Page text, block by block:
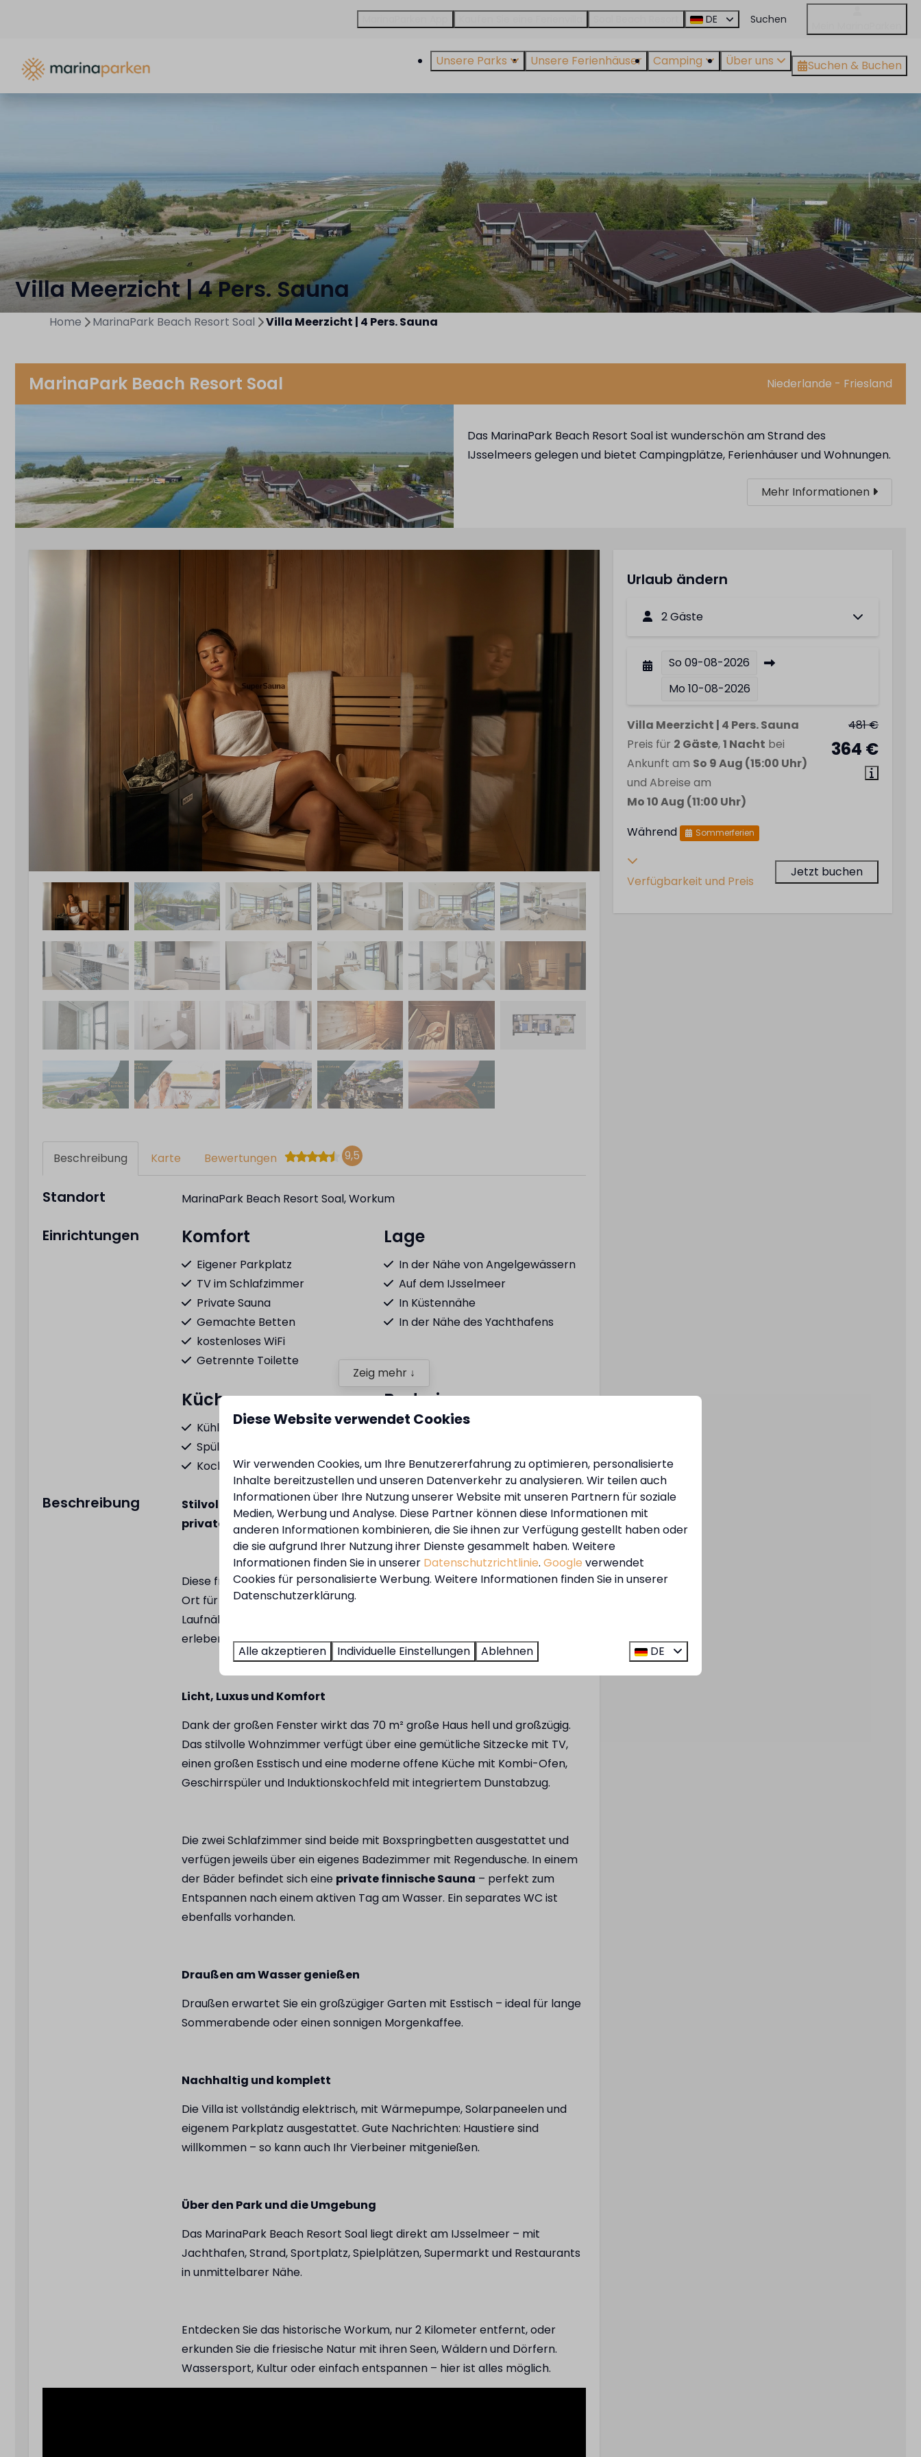
DE
Unsere Parks Unsere Ferienhäuser Camping Über uns Suchen & Buchen
Villa Meerzicht | 4 Pers. Sauna
Home MarinaPark Beach Resort Soal Villa Meerzicht | 4 Pers. Sauna
MarinaPark Beach Resort Soal Niederlande - Friesland
Das MarinaPark Beach Resort Soal ist wunderschön am Strand des
IJsselmeers gelegen und bietet Campingplätze, Ferienhäuser und Wohnungen.
Mehr Informationen
Beschreibung Karte Bewertungen 9,5
Standort MarinaPark Beach Resort Soal, Workum
Einrichtungen Komfort
Eigener Parkplatz
TV im Schlafzimmer
Private Sauna
Gemachte Betten
kostenloses WiFi
Getrennte Toilette
Lage
In der Nähe von Angelgewässern
Auf dem IJsselmeer
In Küstennähe
In der Nähe des Yachthafens
Küche
Kühlschrank mit Gefrierfach
Spülmaschine
Kochfeld
Kombi-Mikrowelle
Wasserkocher
Besteck
Pfannenset
Toaster
Kaffeekapselmaschine
Kühlschrank
Badezimmer
Begehbare Regendusche
Außenbereich
Sonnenschirm
Einrichtungen
Spielplatz
Restaurant
Fahrradverleih
E-Chopper-Verleih
Zeig mehr ↓
Beschreibung
Stilvoll genießen am IJsselmeer – luxuriöse 4-Personen-Villa mit
privater finnischer Sauna
Diese freistehende Villa im MarinaPark Beach Resort Soal ist der perfekte
Ort für einen erholsamen Aufenthalt am Wasser. Mit dem Strand in
Laufnähe, gemütlichen Cafés in Workum und modernem Komfort im Haus
erleben Sie hier Urlaub, wie er sein soll.
Licht, Luxus und Komfort
Dank der großen Fenster wirkt das 70 m² große Haus hell und großzügig.
Das stilvolle Wohnzimmer verfügt über eine gemütliche Sitzecke mit TV,
einen großen Esstisch und eine moderne offene Küche mit Kombi-Ofen,
Geschirrspüler und Induktionskochfeld mit integriertem Dunstabzug.
Die zwei Schlafzimmer sind beide mit Boxspringbetten ausgestattet und
verfügen jeweils über ein eigenes Badezimmer mit Regendusche. In einem
der Bäder befindet sich eine private finnische Sauna – perfekt zum
Entspannen nach einem aktiven Tag am Wasser. Ein separates WC ist
ebenfalls vorhanden.
Draußen am Wasser genießen
Draußen erwartet Sie ein großzügiger Garten mit Esstisch – ideal für lange
Sommerabende oder einen sonnigen Morgenkaffee.
Nachhaltig und komplett
Die Villa ist vollständig elektrisch, mit Wärmepumpe, Solarpaneelen und
eigenem Parkplatz ausgestattet. Gute Nachrichten: Haustiere sind
willkommen – so kann auch Ihr Vierbeiner mitgenießen.
Über den Park und die Umgebung
Das MarinaPark Beach Resort Soal liegt direkt am IJsselmeer – mit
Jachthafen, Strand, Sportplatz, Spielplätzen, Supermarkt und Restaurants
in unmittelbarer Nähe.
Entdecken Sie das historische Workum, nur 2 Kilometer entfernt, oder
erkunden Sie die friesische Natur mit ihren Seen, Wäldern und Dörfern.
Wassersport, Kultur oder einfach entspannen – hier ist alles möglich.
Urlaub ändern
2 Gäste
So 09-08-2026
Mo 10-08-2026
481 €
364 €
Villa Meerzicht | 4 Pers. Sauna
Preis für 2 Gäste,1 Nacht bei
Ankunft am So 9 Aug (15:00 Uhr)
und Abreise am
Mo 10 Aug (11:00 Uhr)
Während
Sommerferien
Verfügbarkeit und Preis
Jetzt buchen
Diese Website verwendet Cookies
Wir verwenden Cookies, um Ihre Benutzererfahrung zu optimieren, personalisierte
Inhalte bereitzustellen und unseren Datenverkehr zu analysieren. Wir teilen auch
Informationen über Ihre Nutzung unserer Website mit unseren Partnern für soziale
Medien, Werbung und Analyse. Diese Partner können diese Informationen mit
anderen Informationen kombinieren, die Sie ihnen zur Verfügung gestellt haben oder
die sie aufgrund Ihrer Nutzung ihrer Dienste gesammelt haben. Weitere
Informationen finden Sie in unserer Datenschutzrichtlinie. Google verwendet
Cookies für personalisierte Werbung. Weitere Informationen finden Sie in unserer
Datenschutzerklärung.
Alle akzeptieren Individuelle Einstellungen Ablehnen DE